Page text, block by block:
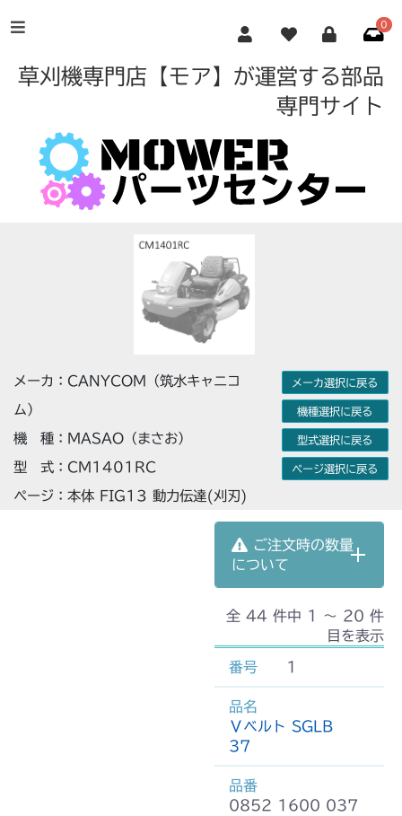
0
草刈機専門店【モア】が運営する部品
専門サイト
メーカ：CANYCOM（筑水キャニコ
ム）
機 種：MASAO（まさお）
型 式：CM1401RC
ページ：本体 FIG13 動力伝達(刈刃)
メーカ選択に戻る
機種選択に戻る
型式選択に戻る
ページ選択に戻る
ご注文時の数量
について
全 44 件中 1 〜 20 件
目を表示
1
Ｖベルト SGLB
37
0852 1600 037